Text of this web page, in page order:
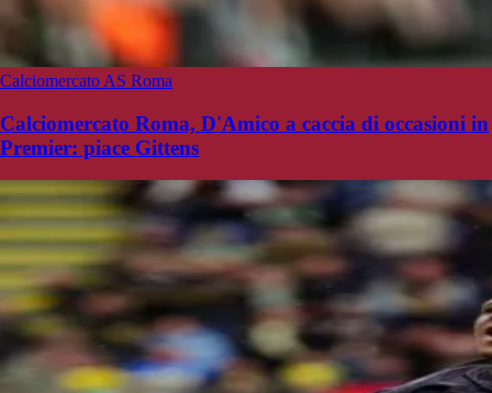
Calciomercato AS Roma
Calciomercato Roma, D'Amico a caccia di occasioni in
Premier: piace Gittens